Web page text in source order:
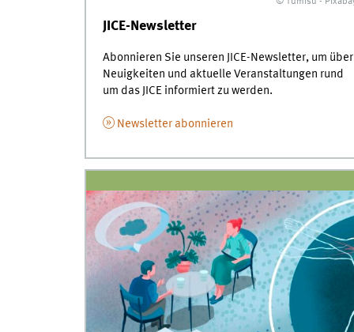
JICE-Newsletter
Abonnieren Sie unseren JICE-Newsletter, um über
Neuigkeiten und aktuelle Veranstaltungen rund
um das JICE informiert zu werden.
Newsletter abonnieren